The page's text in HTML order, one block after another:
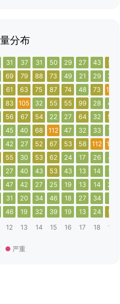
分布
31 37 31 50 29 27 43 51
69 79 88 73 49 21 29 38
61 63 75 87 74 48 73 124
83 105 32 55 55 99 28 44
56 67 54 22 27 64 32 55
45 40 68 112 47 32 33 14
42 27 52 67 53 58 112 113
55 30 53 62 24 17 26 41
27 40 43 53 43 13 14 13
47 42 27 25 19 13 14 22
31 20 34 46 18 27 34 17
46 19 32 39 19 13 24 51
12 13 14 15 16 17 18 19
严重